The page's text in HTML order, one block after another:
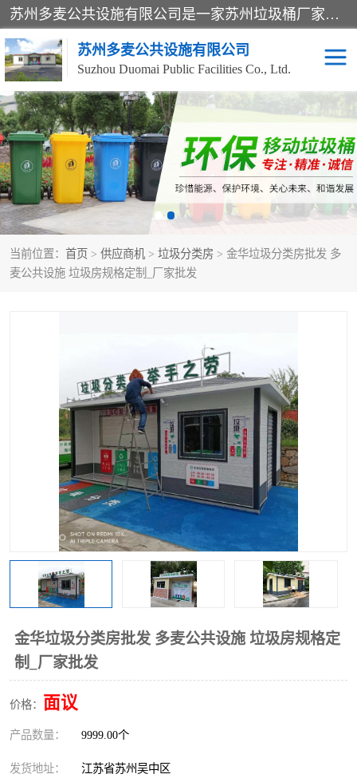
苏州多麦公共设施有限公司是一家苏州垃圾桶厂家，主营：塑料垃圾桶、分类果皮箱、户外园林椅、保安岗亭等产品厂家。全国统一热线电话：17105580222。公司组建完善的团队。设计人员，能根据客户要求，提供适合的设计方案，来满足客户的需求。
苏州多麦公共设施有限公司
Suzhou Duomai Public Facilities Co., Ltd.
当前位置： 首页 > 供应商机 > 垃圾分类房 > 金华垃圾分类房批发 多
麦公共设施 垃圾房规格定制_厂家批发
金华垃圾分类房批发 多麦公共设施 垃圾房规格定
制_厂家批发
价格： 面议
产品数量： 9999.00个
发货地址： 江苏省苏州吴中区
办公室脚踩垃圾桶 保安岗亭
分类果皮箱 公园椅
垃圾分类房 塑料垃圾桶
防疫岗亭 吸烟岗亭